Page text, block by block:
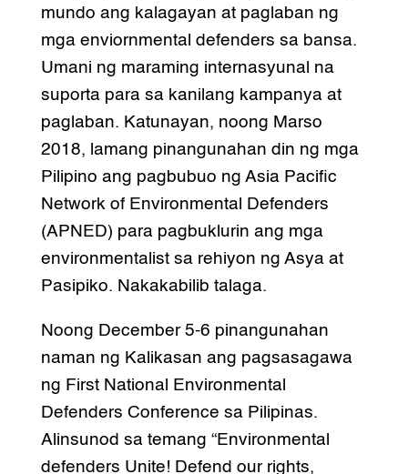
mundo ang kalagayan at paglaban ng
mga enviornmental defenders sa bansa.
Umani ng maraming internasyunal na
suporta para sa kanilang kampanya at
paglaban. Katunayan, noong Marso
2018, lamang pinangunahan din ng mga
Pilipino ang pagbubuo ng Asia Pacific
Network of Environmental Defenders
(APNED) para pagbuklurin ang mga
environmentalist sa rehiyon ng Asya at
Pasipiko. Nakakabilib talaga.
Noong December 5-6 pinangunahan
naman ng Kalikasan ang pagsasagawa
ng First National Environmental
Defenders Conference sa Pilipinas.
Alinsunod sa temang “Environmental
defenders Unite! Defend our rights,